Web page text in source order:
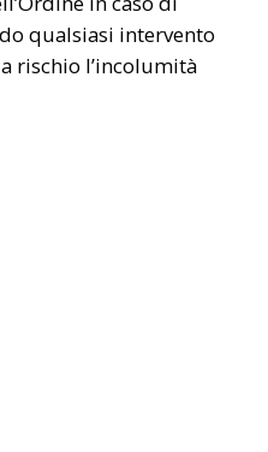
qualsiasi intervento
rischio l’incolumità